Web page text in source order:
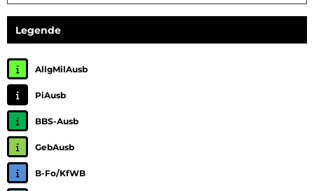
Legende
AllgMilAusb
PiAusb
BBS-Ausb
GebAusb
B-Fo/KfWB